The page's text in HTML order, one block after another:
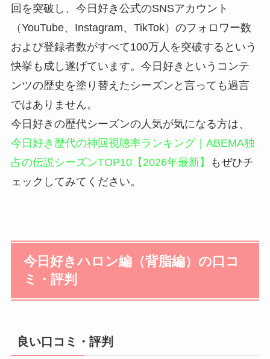
回を突破し、今日好き公式のSNSアカウント
（YouTube、Instagram、TikTok）のフォロワー数
および登録者数がすべて100万人を突破するという
快挙も成し遂げています。今日好きというコンテ
ンツの歴史を塗り替えたシーズンと言っても過言
ではありません。
今日好きの歴代シーズンの人気が気になる方は、
今日好き歴代の神回視聴率ランキング｜ABEMA独
占の伝説シーズンTOP10【2026年最新】
もぜひチ
ェックしてみてください。
今日好きハロン編（背脂編）の口コ
ミ・評判
良い口コミ・評判